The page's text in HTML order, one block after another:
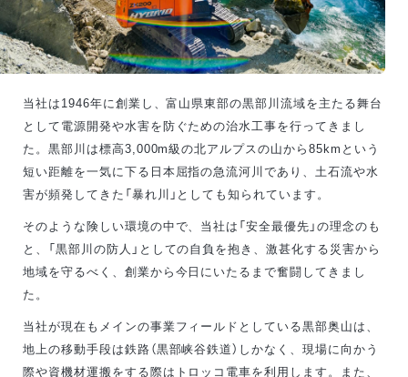
当社は1946年に創業し、富山県東部の黒部川流域を主たる舞台
として電源開発や水害を防ぐための治水工事を行ってきまし
た。黒部川は標高3,000m級の北アルプスの山から85kmという
短い距離を一気に下る日本屈指の急流河川であり、土石流や水
害が頻発してきた「暴れ川」としても知られています。
そのような険しい環境の中で、当社は「安全最優先」の理念のも
と、「黒部川の防人」としての自負を抱き、激甚化する災害から
地域を守るべく、創業から今日にいたるまで奮闘してきまし
た。
当社が現在もメインの事業フィールドとしている黒部奥山は、
地上の移動手段は鉄路（黒部峡谷鉄道）しかなく、現場に向かう
際や資機材運搬をする際はトロッコ電車を利用します。また、